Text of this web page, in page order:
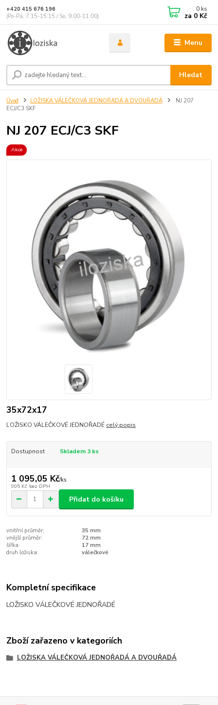
Menu
Hledat
+420 415 676 196
(Po-Pá, 7:15-15:15 / So, 9:00-11:00)
0 ks
za 0 Kč
Úvod LOŽISKA VÁLEČKOVÁ JEDNOŘADÁ A DVOUŘADÁ
NJ 207
ECJ/C3 SKF
NJ 207 ECJ/C3 SKF
Akce
35x72x17
LOŽISKO VÁLEČKOVÉ JEDNOŘADÉ celý popis
Dostupnost Skladem 3 ks
1 095,05 Kč/ks
905 Kč bez DPH
Přidat do košíku
vnitřní průměr:
35 mm
vnější průměr:
72 mm
šířka:
17 mm
druh ložiska:
válečkové
Kompletní specifikace
LOŽISKO VÁLEČKOVÉ JEDNOŘADÉ
Zboží zařazeno v kategoriích
LOŽISKA VÁLEČKOVÁ JEDNOŘADÁ A DVOUŘADÁ